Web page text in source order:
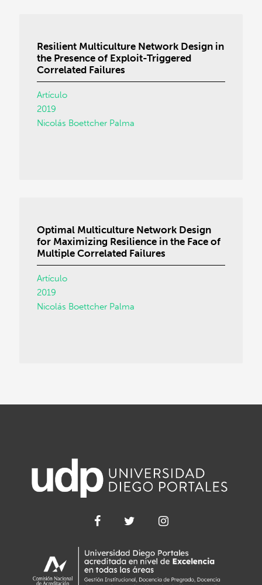
Resilient Multiculture Network Design in
the Presence of Exploit-Triggered
Correlated Failures
Artículo
2019
Nicolás Boettcher Palma
Optimal Multiculture Network Design
for Maximizing Resilience in the Face of
Multiple Correlated Failures
Artículo
2019
Nicolás Boettcher Palma